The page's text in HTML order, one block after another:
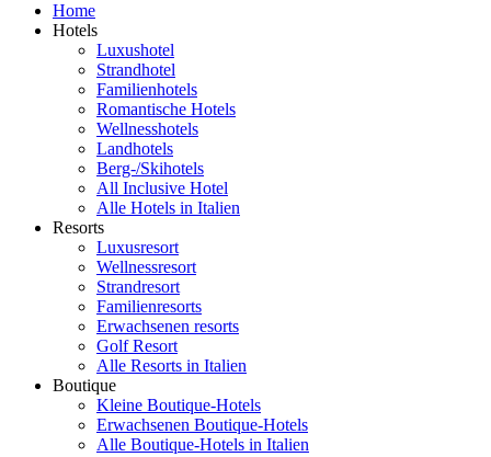
Home
Hotels
Luxushotel
Strandhotel
Familienhotels
Romantische Hotels
Wellnesshotels
Landhotels
Berg-/Skihotels
All Inclusive Hotel
Alle Hotels in Italien
Resorts
Luxusresort
Wellnessresort
Strandresort
Familienresorts
Erwachsenen resorts
Golf Resort
Alle Resorts in Italien
Boutique
Kleine Boutique-Hotels
Erwachsenen Boutique-Hotels
Alle Boutique-Hotels in Italien